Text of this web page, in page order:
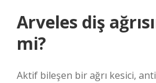
Arveles diş
mi?
Aktif bileşen bir ağrı kesici,